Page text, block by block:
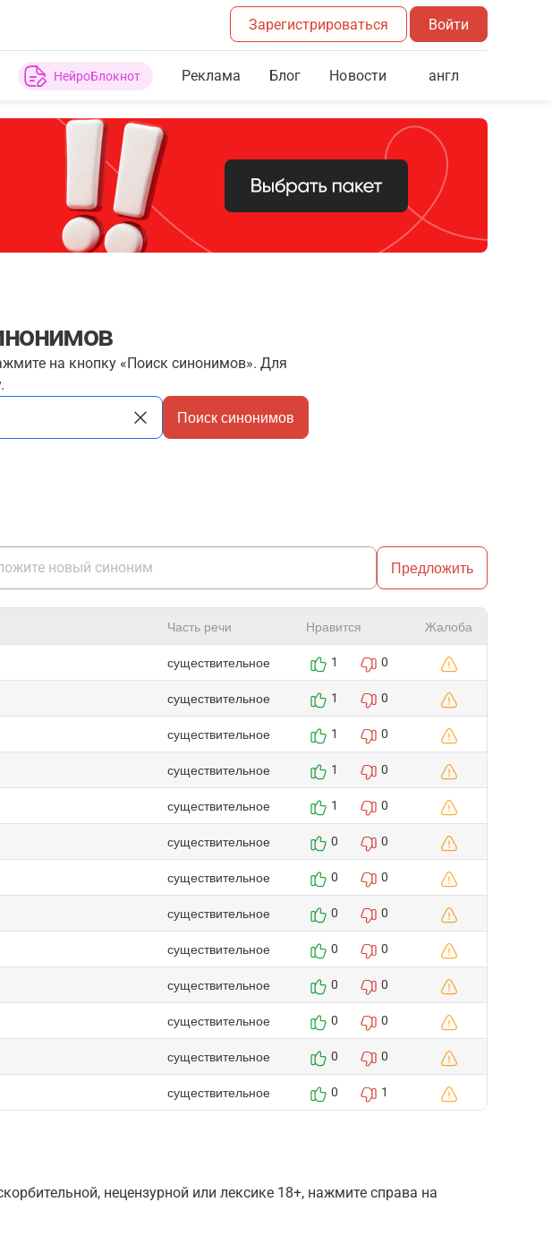
Зарегистрироваться Войти
НейроБлокнот Реклама Блог Новости англ
на кнопку «Поиск синонимов». Для
Поиск синонимов
Предложить
Часть речи Нравится Жалоба
существительное 1 0
существительное 1 0
существительное 1 0
существительное 1 0
существительное 1 0
существительное 0 0
существительное 0 0
существительное 0 0
существительное 0 0
существительное 0 0
существительное 0 0
существительное 0 0
существительное 0 1
нецензурной или лексике 18+, нажмите справа на